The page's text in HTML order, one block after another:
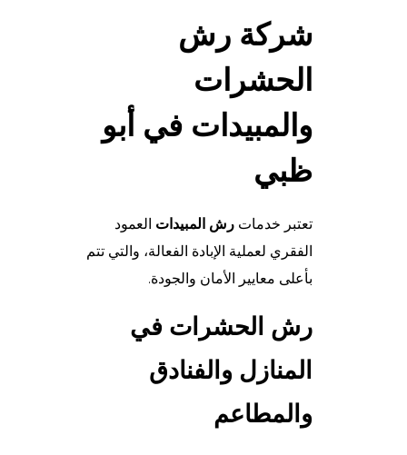
شركة رش
الحشرات
والمبيدات في أبو
ظبي
تعتبر خدماترش المبيدات العمود
الفقري لعملية الإبادة الفعالة، والتي تتم
بأعلى معايير الأمان والجودة.
رش الحشرات في
المنازل والفنادق
والمطاعم